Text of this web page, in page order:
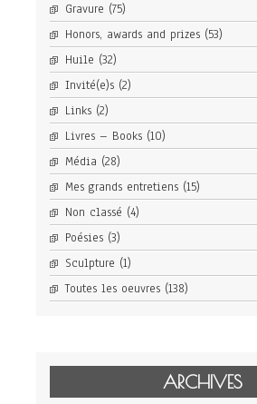
Gravure (75)
Honors, awards and prizes (53)
Huile (32)
Invité(e)s (2)
Links (2)
Livres – Books (10)
Média (28)
Mes grands entretiens (15)
Non classé (4)
Poésies (3)
Sculpture (1)
Toutes les oeuvres (138)
ARCHIVES